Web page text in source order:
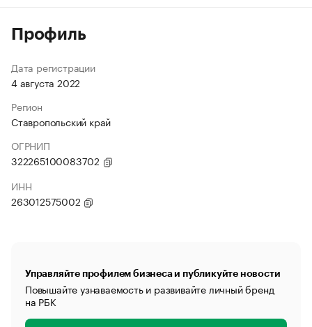
Профиль
Дата регистрации
4 августа 2022
Регион
Ставропольский край
ОГРНИП
322265100083702
ИНН
263012575002
Управляйте профилем бизнеса и публикуйте новости
Повышайте узнаваемость и развивайте личный бренд
на РБК